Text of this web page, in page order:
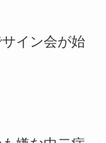
イン会が始